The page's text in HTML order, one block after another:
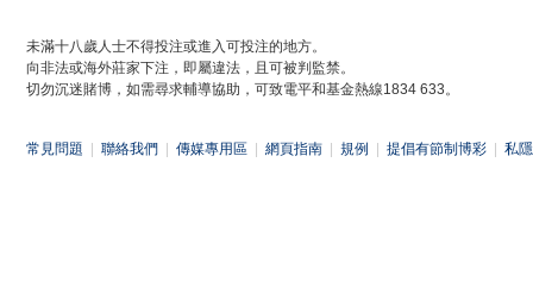
未滿十八歲人士不得投注或進入可投注的地方。
向非法或海外莊家下注，即屬違法，且可被判監禁。
切勿沉迷賭博，如需尋求輔導協助，可致電平和基金熱線1834 633。
常見問題 聯絡我們 傳媒專用區 網頁指南 規例 提倡有節制博彩 私